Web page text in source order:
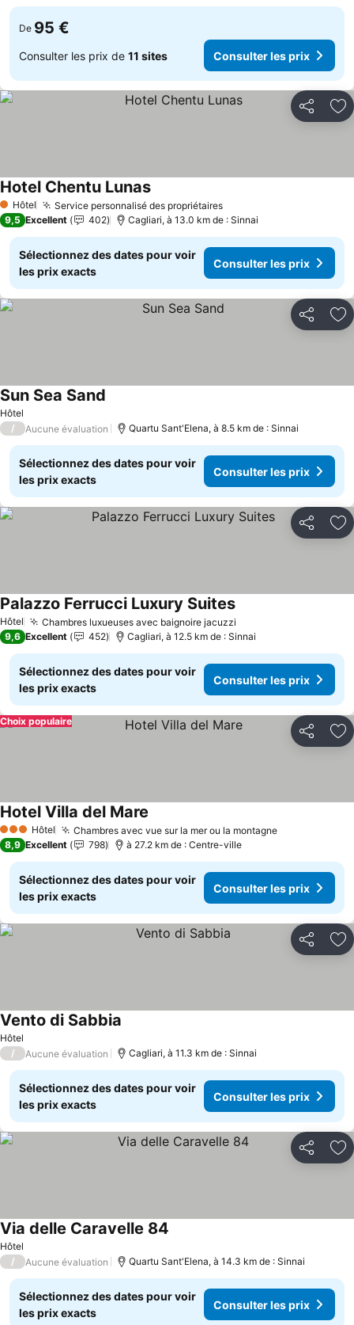
De 95 €
Consulter les prix de 11 sites Consulter les prix
Partager
1 Étoiles
Hôtel Service personnalisé des propriétaires
Hotel Chentu Lunas
9,5 Excellent 402 Cagliari, à 13.0 km de : Sinnai
Sélectionnez des dates pour voir
les prix exacts
Consulter les prix
Partager
Hôtel
Sun Sea Sand
/ Aucune évaluation Quartu Sant'Elena, à 8.5 km de : Sinnai
Sélectionnez des dates pour voir
les prix exacts
Consulter les prix
Partager
Hôtel Chambres luxueuses avec baignoire jacuzzi
Palazzo Ferrucci Luxury Suites
9,6 Excellent 452 Cagliari, à 12.5 km de : Sinnai
Sélectionnez des dates pour voir
les prix exacts
Consulter les prix
Partager
Choix populaire
3 ÉtoilesHôtel Chambres avec vue sur la mer ou la montagne
Hotel Villa del Mare
8,9 Excellent 798 à 27.2 km de : Centre-ville
Sélectionnez des dates pour voir
les prix exacts
Consulter les prix
Partager
Hôtel
Vento di Sabbia
/ Aucune évaluation Cagliari, à 11.3 km de : Sinnai
Sélectionnez des dates pour voir
les prix exacts
Consulter les prix
Partager
Hôtel
Via delle Caravelle 84
/ Aucune évaluation Quartu Sant'Elena, à 14.3 km de : Sinnai
Sélectionnez des dates pour voir
les prix exacts
Consulter les prix